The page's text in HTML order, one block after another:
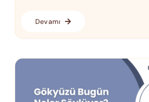
Devamı